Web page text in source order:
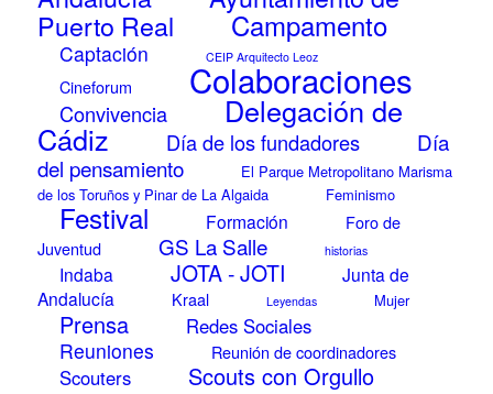
Puerto Real Campamento
Captación CEIP Arquitecto Leoz
Cineforum Colaboraciones
Convivencia Delegación de
Cádiz Día de los fundadores
Día
del pensamiento
El Parque Metropolitano Marisma
de los Toruños y Pinar de La Algaida
Feminismo
Festival Formación
Foro de
Juventud
GS La Salle historias
Indaba JOTA - JOTI
Junta de
Andalucía
Kraal Leyendas Mujer
Prensa Redes Sociales
Reuniones Reunión de coordinadores
Scouters Scouts con Orgullo